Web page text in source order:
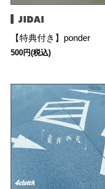
JIDAI
【特典付き】ponder
500円(税込)